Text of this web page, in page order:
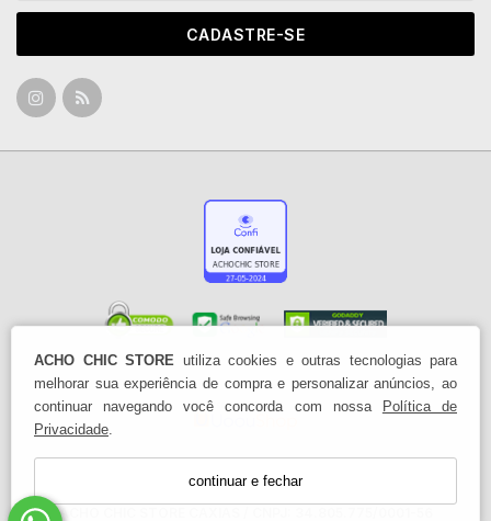
ACHO CHIC STORE utiliza cookies e outras tecnologias para
melhorar sua experiência de compra e personalizar anúncios, ao
continuar navegando você concorda com nossa
Política de
Privacidade.
continuar e fechar
CADASTRE-SE
ACHO CHIC STORE CAXIAS / CNPJ: 34.805.775/0001-56